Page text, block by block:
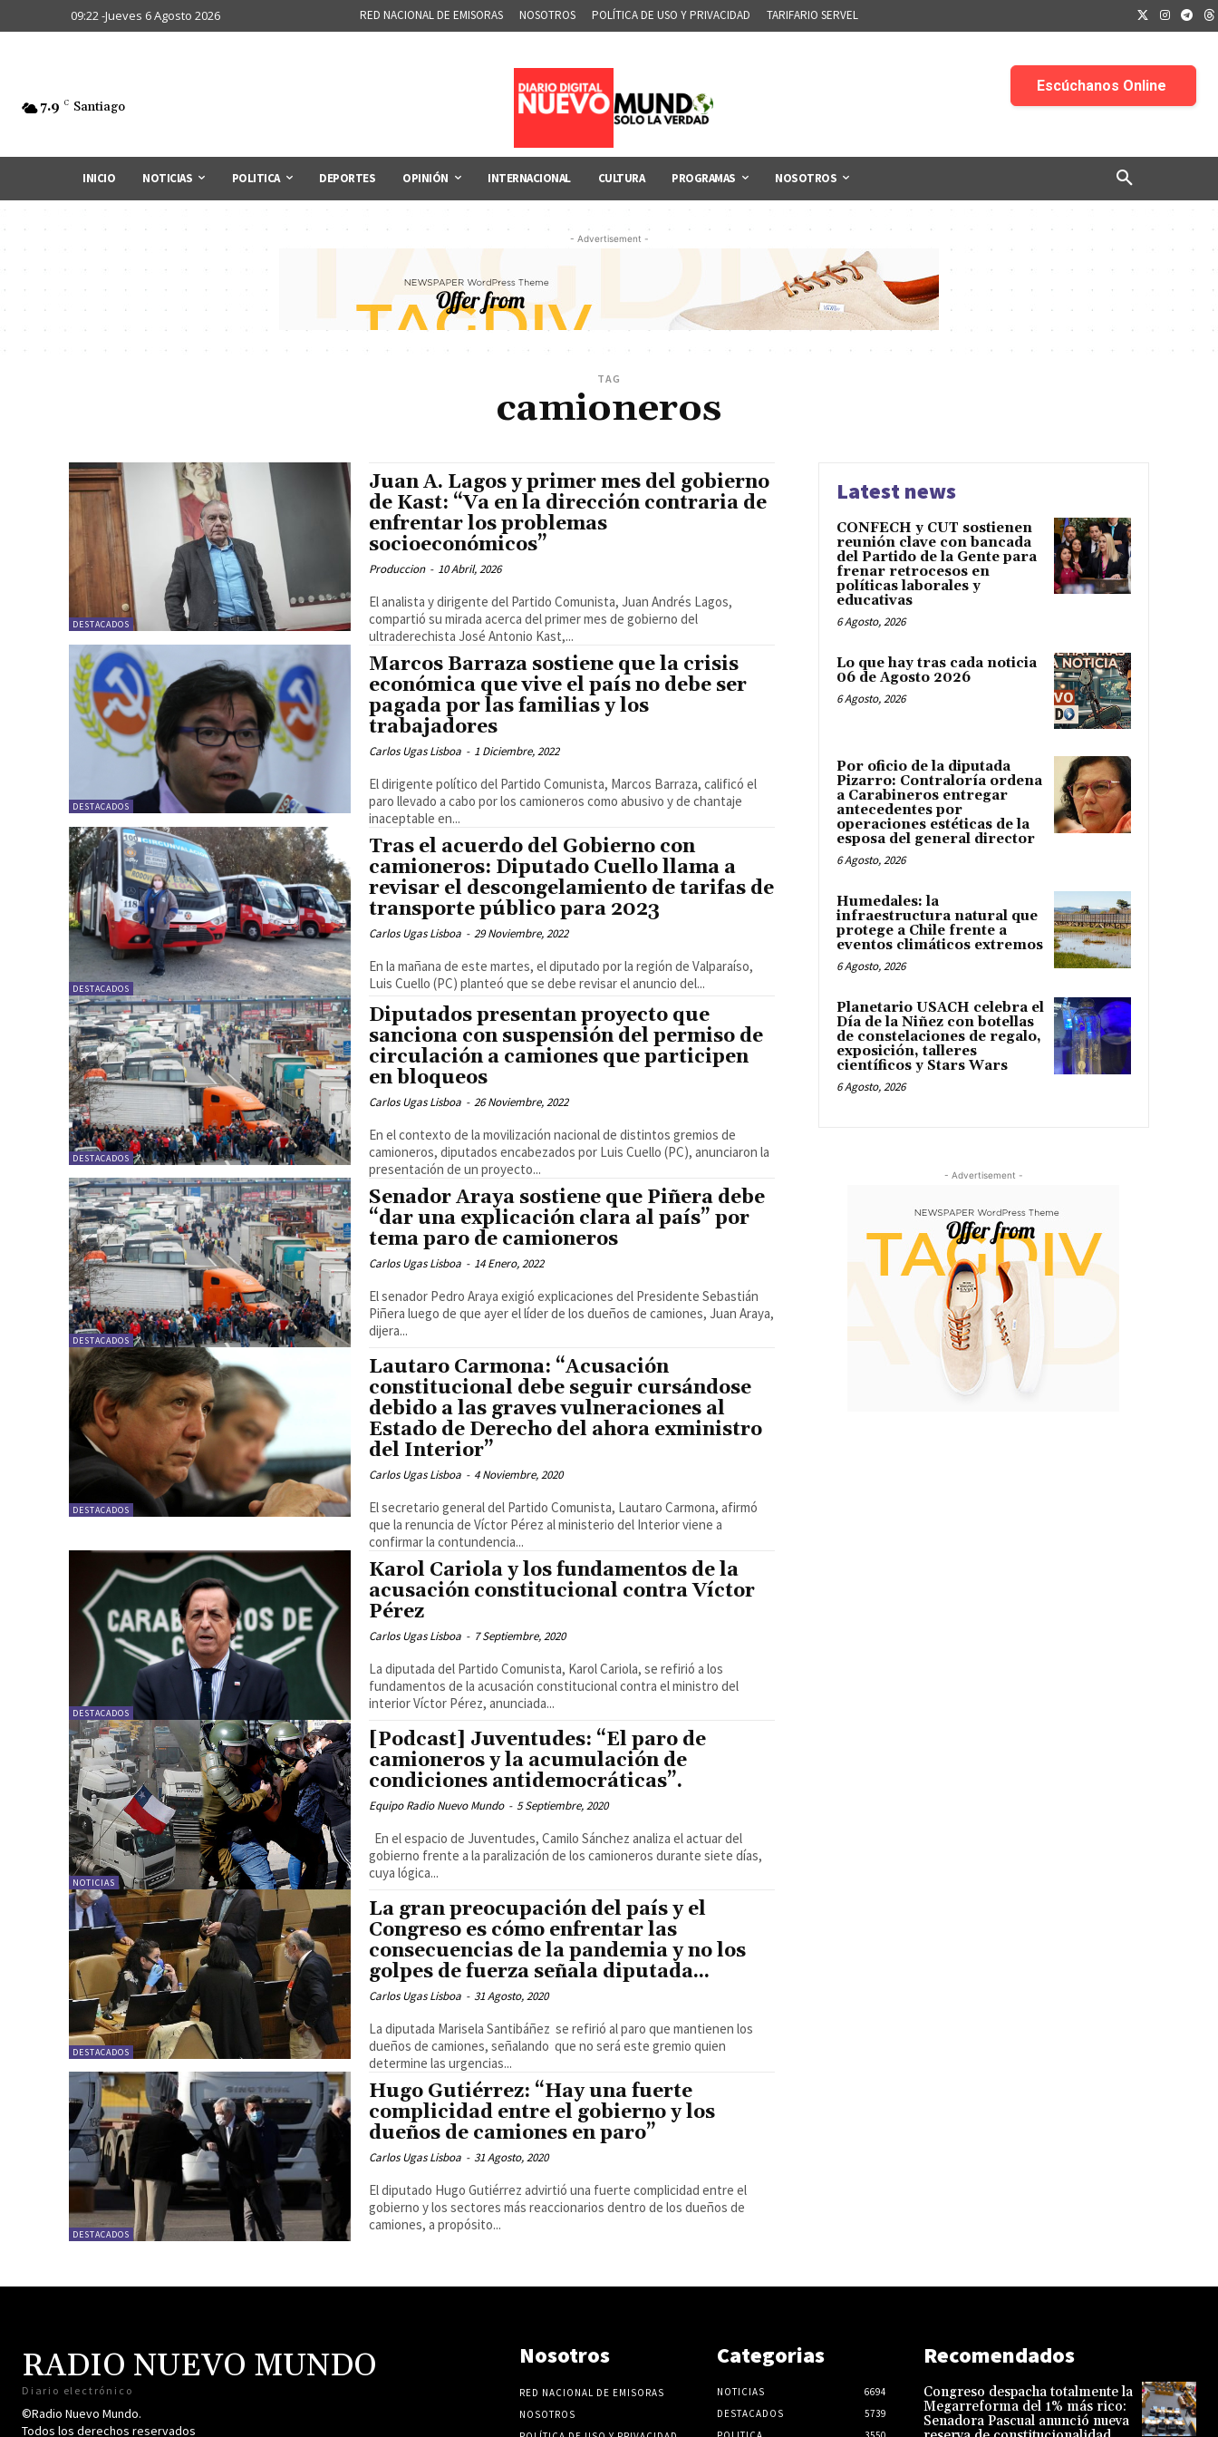
09:22 -Jueves 6 Agosto 2026 RED NACIONAL DE EMISORAS NOSOTROS POLÍTICA DE USO Y PRIVACIDAD TARIFARIO SERVEL
7.9 C Santiago
INICIO NOTICIAS POLITICA DEPORTES OPINIÓN INTERNACIONAL CULTURA PROGRAMAS NOSOTROS
- Advertisement -
TAG
camioneros
DESTACADOS
Juan A. Lagos y primer mes del gobierno
de Kast: “Va en la dirección contraria de
enfrentar los problemas
socioeconómicos”
Produccion - 10 Abril, 2026
El analista y dirigente del Partido Comunista, Juan Andrés Lagos,
compartió su mirada acerca del primer mes de gobierno del
ultraderechista José Antonio Kast,...
DESTACADOS
Marcos Barraza sostiene que la crisis
económica que vive el país no debe ser
pagada por las familias y los
trabajadores
Carlos Ugas Lisboa - 1 Diciembre, 2022
El dirigente político del Partido Comunista, Marcos Barraza, calificó el
paro llevado a cabo por los camioneros como abusivo y de chantaje
inaceptable en...
DESTACADOS
Tras el acuerdo del Gobierno con
camioneros: Diputado Cuello llama a
revisar el descongelamiento de tarifas de
transporte público para 2023
Carlos Ugas Lisboa - 29 Noviembre, 2022
En la mañana de este martes, el diputado por la región de Valparaíso,
Luis Cuello (PC) planteó que se debe revisar el anuncio del...
DESTACADOS
Diputados presentan proyecto que
sanciona con suspensión del permiso de
circulación a camiones que participen
en bloqueos
Carlos Ugas Lisboa - 26 Noviembre, 2022
En el contexto de la movilización nacional de distintos gremios de
camioneros, diputados encabezados por Luis Cuello (PC), anunciaron la
presentación de un proyecto...
DESTACADOS
Senador Araya sostiene que Piñera debe
“dar una explicación clara al país” por
tema paro de camioneros
Carlos Ugas Lisboa - 14 Enero, 2022
El senador Pedro Araya exigió explicaciones del Presidente Sebastián
Piñera luego de que ayer el líder de los dueños de camiones, Juan Araya,
dijera...
DESTACADOS
Lautaro Carmona: “Acusación
constitucional debe seguir cursándose
debido a las graves vulneraciones al
Estado de Derecho del ahora exministro
del Interior”
Carlos Ugas Lisboa - 4 Noviembre, 2020
El secretario general del Partido Comunista, Lautaro Carmona, afirmó
que la renuncia de Víctor Pérez al ministerio del Interior viene a
confirmar la contundencia...
DESTACADOS
Karol Cariola y los fundamentos de la
acusación constitucional contra Víctor
Pérez
Carlos Ugas Lisboa - 7 Septiembre, 2020
La diputada del Partido Comunista, Karol Cariola, se refirió a los
fundamentos de la acusación constitucional contra el ministro del
interior Víctor Pérez, anunciada...
NOTICIAS
[Podcast] Juventudes: “El paro de
camioneros y la acumulación de
condiciones antidemocráticas”.
Equipo Radio Nuevo Mundo - 5 Septiembre, 2020
En el espacio de Juventudes, Camilo Sánchez analiza el actuar del
gobierno frente a la paralización de los camioneros durante siete días,
cuya lógica...
DESTACADOS
La gran preocupación del país y el
Congreso es cómo enfrentar las
consecuencias de la pandemia y no los
golpes de fuerza señala diputada...
Carlos Ugas Lisboa - 31 Agosto, 2020
La diputada Marisela Santibáñez se refirió al paro que mantienen los
dueños de camiones, señalando que no será este gremio quien
determine las urgencias...
DESTACADOS
Hugo Gutiérrez: “Hay una fuerte
complicidad entre el gobierno y los
dueños de camiones en paro”
Carlos Ugas Lisboa - 31 Agosto, 2020
El diputado Hugo Gutiérrez advirtió una fuerte complicidad entre el
gobierno y los sectores más reaccionarios dentro de los dueños de
camiones, a propósito...
Latest news
CONFECH y CUT sostienen
reunión clave con bancada
del Partido de la Gente para
frenar retrocesos en
políticas laborales y
educativas
6 Agosto, 2026
Lo que hay tras cada noticia
06 de Agosto 2026
6 Agosto, 2026
Por oficio de la diputada
Pizarro: Contraloría ordena
a Carabineros entregar
antecedentes por
operaciones estéticas de la
esposa del general director
6 Agosto, 2026
Humedales: la
infraestructura natural que
protege a Chile frente a
eventos climáticos extremos
6 Agosto, 2026
Planetario USACH celebra el
Día de la Niñez con botellas
de constelaciones de regalo,
exposición, talleres
científicos y Stars Wars
6 Agosto, 2026
- Advertisement -
RADIO NUEVO MUNDO
Diario electrónico
©Radio Nuevo Mundo.
Todos los derechos reservados
Nosotros
RED NACIONAL DE EMISORAS
NOSOTROS
Categorias
NOTICIAS
6694
DESTACADOS
5739
Recomendados
Congreso despacha totalmente la
Megarreforma del 1% más rico:
Senadora Pascual anunció nueva